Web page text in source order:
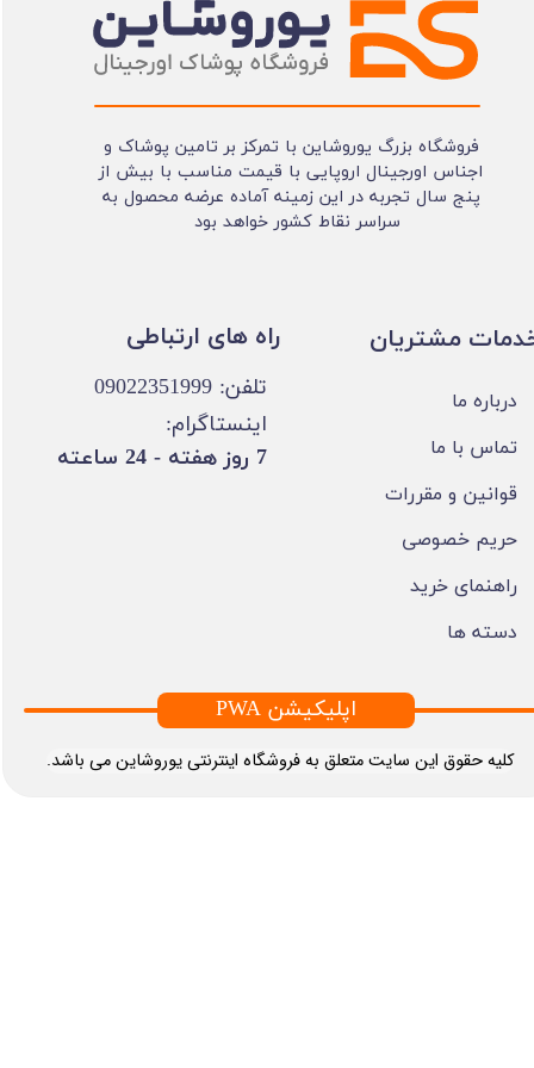
فروشگاه بزرگ یوروشاین با تمرکز بر تامین پوشاک و
اجناس اورجینال اروپایی با قیمت مناسب با بیش از
پنج سال تجربه در این زمینه آماده عرضه محصول به
سراسر نقاط کشور خواهد بود
​کلیه حقوق این سایت متعلق به فروشگاه اینترنتی یوروشاین می باشد.
مشتریان
درباره ما
تماس با ما
قوانین و مقررات
حریم خصوصی
راهنمای خرید
دسته ها
تلفن: 09022351999
اینستاگرام:
​7 روز هفته - 24 ساعته ​​​​​​​
PWA اپلیکیشن
​​راه های ارتباطی